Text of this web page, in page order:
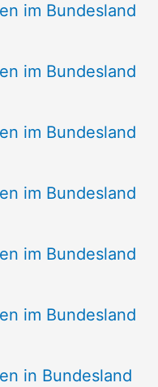
im Bundesland
im Bundesland
im Bundesland
im Bundesland
im Bundesland
im Bundesland
in Bundesland